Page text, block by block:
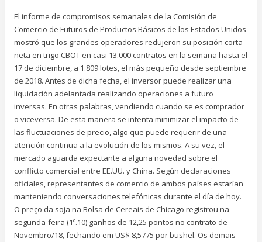
El informe de compromisos semanales de la Comisión de
Comercio de Futuros de Productos Básicos de los Estados Unidos
mostró que los grandes operadores redujeron su posición corta
neta en trigo CBOT en casi 13.000 contratos en la semana hasta el
17 de diciembre, a 1.809 lotes, el más pequeño desde septiembre
de 2018. Antes de dicha fecha, el inversor puede realizar una
liquidación adelantada realizando operaciones a futuro
inversas. En otras palabras, vendiendo cuando se es comprador
o viceversa. De esta manera se intenta minimizar el impacto de
las fluctuaciones de precio, algo que puede requerir de una
atención continua a la evolución de los mismos. A su vez, el
mercado aguarda expectante a alguna novedad sobre el
conflicto comercial entre EE.UU. y China. Según declaraciones
oficiales, representantes de comercio de ambos países estarían
manteniendo conversaciones telefónicas durante el día de hoy.
O preço da soja na Bolsa de Cereais de Chicago registrou na
segunda-feira (1º.10) ganhos de 12,25 pontos no contrato de
Novembro/18, fechando em US$ 8,5775 por bushel. Os demais